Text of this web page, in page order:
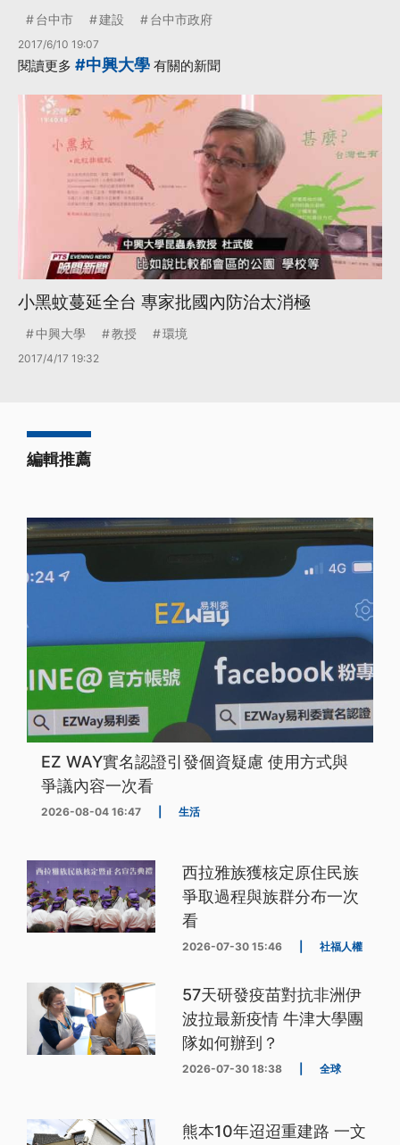
台中市 建設 台中市政府
2017/6/10 19:07
閱讀更多 #中興大學 有關的新聞
小黑蚊蔓延全台 專家批國內防治太消極
中興大學 教授 環境
2017/4/17 19:32
編輯推薦
EZ WAY實名認證引發個資疑慮 使用方式與
爭議內容一次看
2026-08-04 16:47 生活
西拉雅族獲核定原住民族
爭取過程與族群分布一次
看
2026-07-30 15:46 社福人權
57天研發疫苗對抗非洲伊
波拉最新疫情 牛津大學團
隊如何辦到？
2026-07-30 18:38 全球
熊本10年迢迢重建路 一文